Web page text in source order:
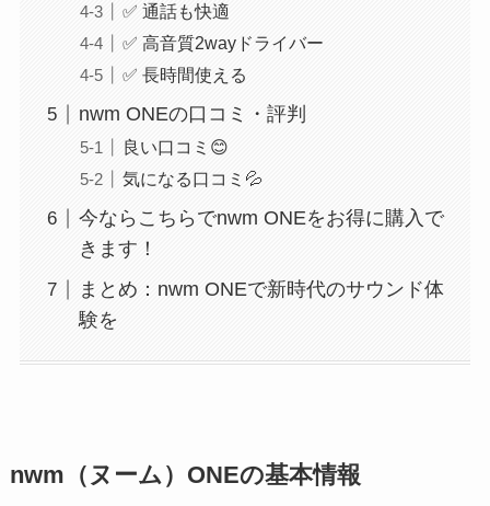
✅ 通話も快適
✅ 高音質2wayドライバー
✅ 長時間使える
nwm ONEの口コミ・評判
良い口コミ😊
気になる口コミ💦
今ならこちらでnwm ONEをお得に購入で
きます！
まとめ：nwm ONEで新時代のサウンド体
験を
nwm（ヌーム）ONEの基本情報